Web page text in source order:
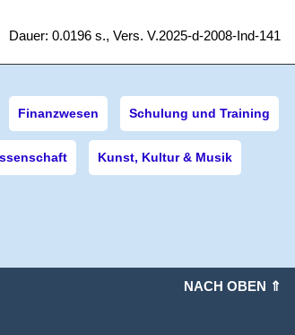
Dauer: 0.0196 s., Vers. V.2025-d-2008-Ind-141
Finanzwesen Schulung und Training
Kunst, Kultur & Musik
NACH OBEN ⇑